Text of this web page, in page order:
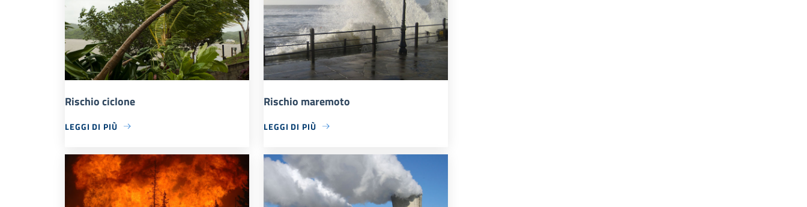
Rischio ciclone
LEGGI DI PIÙ
Rischio maremoto
LEGGI DI PIÙ